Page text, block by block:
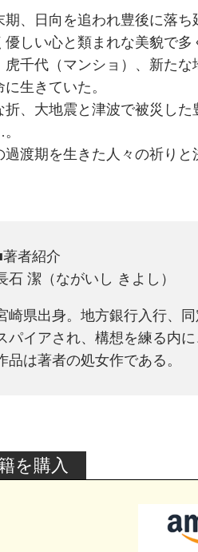
期、日向を追われ豊後に落ち
優しい心と類まれな美貌で
虎千代（マンショ）、新た
生きていた。
折、大地震と津波で被災し
過渡期を生きた人々の祈りと
者紹介
石 潔（ながいし きよし）
崎県出身。地方銀行入行、
パイアされ、構想を練る内
品は著者の処女作である。
を購入